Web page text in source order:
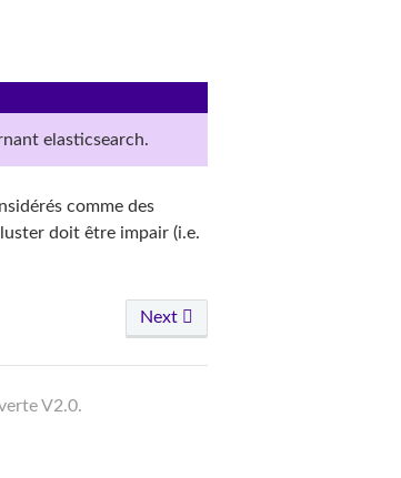
elasticsearch.
comme des
doit être impair (i.e.
Next
V2.0.